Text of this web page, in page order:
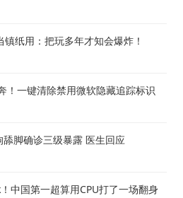
纸用：把玩多年才知会爆炸！
！一键清除禁用微软隐藏追踪标识
脚确诊三级暴露 医生回应
中国第一超算用CPU打了一场翻身